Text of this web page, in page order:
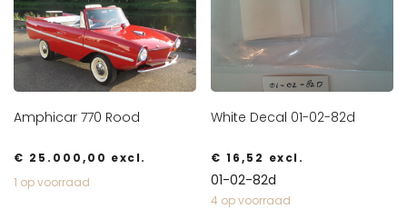
Amphicar 770 Rood
€ 25.000,00 excl.
1 op voorraad
White Decal 01-02-82d
€ 16,52 excl.
01-02-82d
4 op voorraad